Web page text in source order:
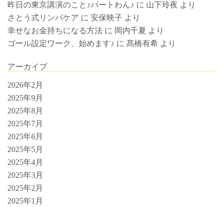
昨日の東京講演のこと♪パートわん♪ に 山下玲夜 より
さとう式リンパケア に 安保映子 より
幸せなお金持ちになる方法 に 岡内千夏 より
ゴール設定ワーク、始めます♪ に 髙橋有希 より
アーカイブ
2026年2月
2025年9月
2025年8月
2025年7月
2025年6月
2025年5月
2025年4月
2025年3月
2025年2月
2025年1月